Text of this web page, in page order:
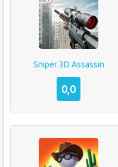
Sniper 3D Assassin
0,0